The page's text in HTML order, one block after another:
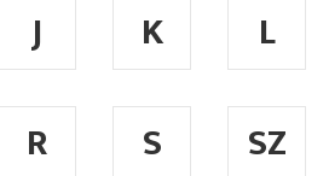
J K L
R S SZ